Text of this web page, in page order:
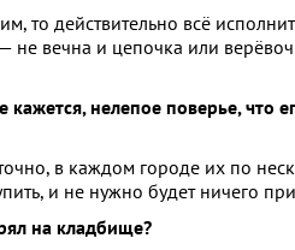
то действительно всё
не вечна и цепочка или
нелепое поверье, что
в каждом городе их по
и не нужно будет ничего
на кладбище?